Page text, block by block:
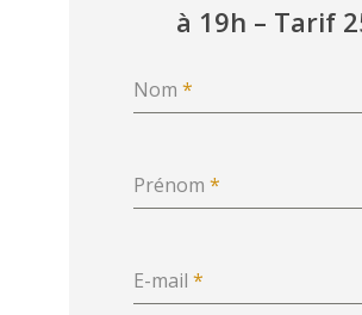
à 19h – Tarif
Nom*
Prénom*
E-mail*